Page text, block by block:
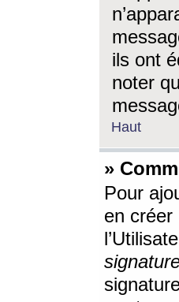
ils ont
noter
Haut
»
Pour
en créer